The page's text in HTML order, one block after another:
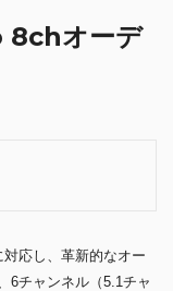
オーデ
応し、革新的なオー
6チャンネル（5.1チャ